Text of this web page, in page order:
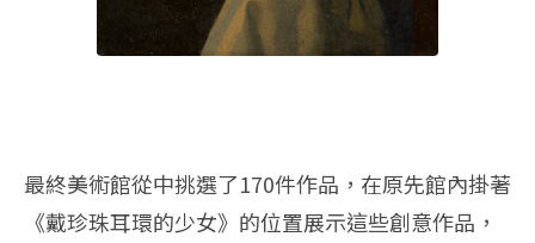
最終美術館從中挑選了170件作品，在原先館內掛著
《戴珍珠耳環的少女》的位置展示這些創意作品，